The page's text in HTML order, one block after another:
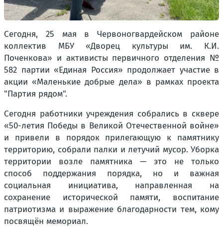
Сегодня, 25 мая в Червоногвардейском районе
коллектив МБУ «Дворец культуры им. К.И.
Поченкова» и активисты первичного отделения №
582 партии «Единая Россия» продолжает участие в
акции «Маленькие добрые дела» в рамках проекта
"Партия рядом".
Сегодня работники учреждения собрались в сквере
«50-летия Победы в Великой Отечественной войне»
и привели в порядок прилегающую к памятнику
территорию, собрали палки и летучий мусор. Уборка
территории возле памятника — это не только
способ поддержания порядка, но и важная
социальная инициатива, направленная на
сохранение исторической памяти, воспитание
патриотизма и выражение благодарности тем, кому
посвящён мемориал.